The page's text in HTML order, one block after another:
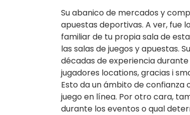
Su abanico de mercados y
apuestas deportivas. A ver, fue
familiar de tu propia sala de
las salas de juegos y apuestas.
décadas de experiencia
jugadores locations, gracias i
Esto da un ámbito de confianza
juego en línea. Por otro cara,
durante los eventos o qual